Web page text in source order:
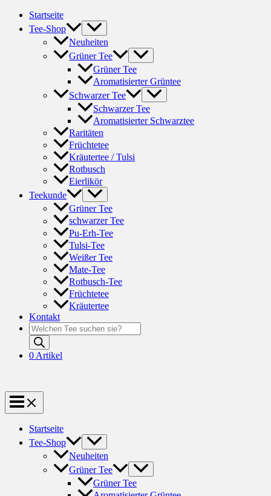
Zum
springen
Startseite
Tee-Shop
Neuheiten
Grüner Tee
Grüner Tee
Aromatisierter Grüntee
Schwarzer Tee
Schwarzer Tee
Aromatisierter Schwarztee
Raritäten
Früchtetee
Kräutertee / Tulsi
Rotbusch
Eierlikör
Teekunde
Grüner Tee
schwarzer Tee
Pu-Erh-Tee
Tulsi-Tee
Weißer Tee
Mate-Tee
Rotbusch-Tee
Früchtetee
Kräutertee
Kontakt
Products
search
0 Artikel
Startseite
Tee-Shop
Neuheiten
Grüner Tee
Grüner Tee